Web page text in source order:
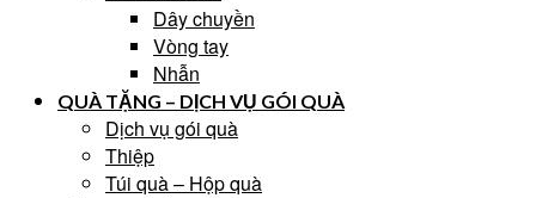
Dây chuyền
Vòng tay
Nhẫn
QUÀ TẶNG – DỊCH VỤ GÓI QUÀ
Dịch vụ gói quà
Thiệp
Túi quà – Hộp quà